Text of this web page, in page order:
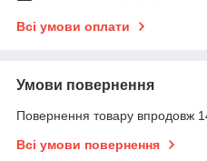
Всі умови оплати
Умови повернення
Повернення товару впродовж
Всі умови повернення